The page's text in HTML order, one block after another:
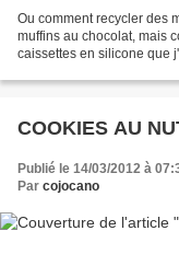
Ou comment recycler des
muffins au chocolat, mais
caissettes en silicone que
COOKIES AU
Publié le 14/03/2012 à
Par cojocano